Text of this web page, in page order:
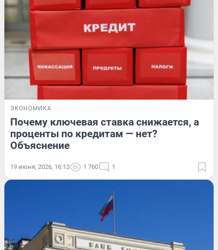
ЭКОНОМИКА
Почему ключевая ставка снижается, а
проценты по кредитам — нет?
Объяснение
19 июня, 2026, 16:12 1 760 1